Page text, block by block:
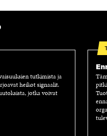
E
N
A
S
tutkimista ja
heikot signaalit.
jotka voivat